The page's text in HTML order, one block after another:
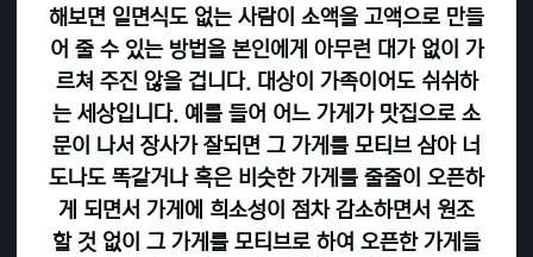
해보면 일면식도 없는 사람이 소액을 고액으로 만들
어 줄 수 있는 방법을 본인에게 아무런 대가 없이 가
르쳐 주진 않을 겁니다. 대상이 가족이어도 쉬쉬하
는 세상입니다. 예를 들어 어느 가게가 맛집으로 소
문이 나서 장사가 잘되면 그 가게를 모티브 삼아 너
도나도 똑같거나 혹은 비슷한 가게를 줄줄이 오픈하
게 되면서 가게에 희소성이 점차 감소하면서 원조
할 것 없이 그 가게를 모티브로 하여 오픈한 가게들